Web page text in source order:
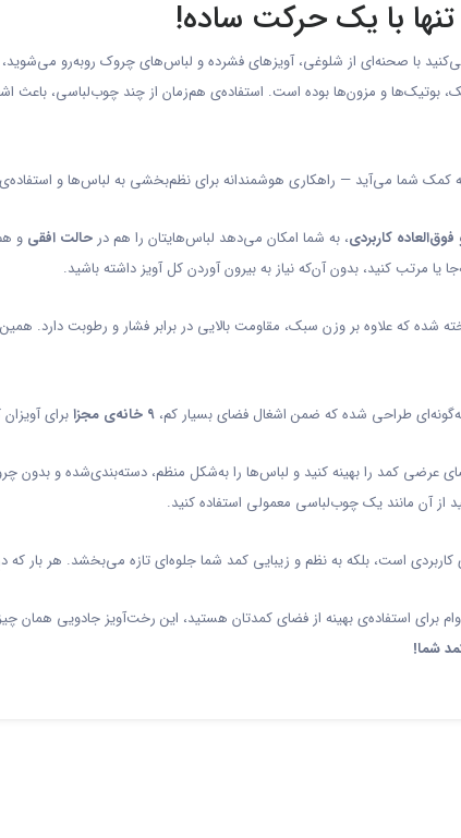
با یک حرکت ساده!
می‌کنید با صحنه‌ای از شلوغی، آویزهای فشرده و لباس‌های چروک روبه‌رو
و مزون‌ها بوده است. استفاده‌ی هم‌زمان از چند چوب‌لباسی، باعث
کمک شما می‌آید — راهکاری هوشمندانه برای نظم‌بخشی به لباس‌ها و
کاربردی، به شما امکان می‌دهد لباس‌هایتان را هم درحالت افقی و
یا مرتب کنید، بدون آن‌که نیاز به بیرون آوردن کل آویز داشته باشید.
شده که علاوه بر وزن سبک، مقاومت بالایی در برابر فشار و رطوبت دارد.
طراحی شده که ضمن اشغال فضای بسیار کم،۹ خانه‌ی مجزا برای
از آن مانند یک چوب‌لباسی معمولی استفاده کنید.
کاربردی است، بلکه به نظم و زیبایی کمد شما جلوه‌ای تازه می‌بخشد. هر بار
برای استفاده‌ی بهینه از فضای کمدتان هستید، این رخت‌آویز جادویی همان
شما!